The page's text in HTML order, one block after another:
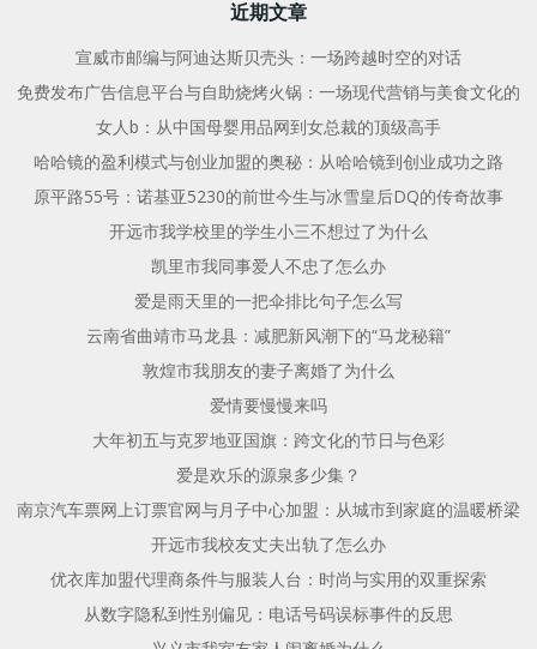
航
近期文章
宣威市邮编与阿迪达斯贝壳头：一场跨越时空的对话
免费发布广告信息平台与自助烧烤火锅：一场现代营销与美食文化的
女人b：从中国母婴用品网到女总裁的顶级高手
哈哈镜的盈利模式与创业加盟的奥秘：从哈哈镜到创业成功之路
原平路55号：诺基亚5230的前世今生与冰雪皇后DQ的传奇故事
开远市我学校里的学生小三不想过了为什么
凯里市我同事爱人不忠了怎么办
爱是雨天里的一把伞排比句子怎么写
云南省曲靖市马龙县：减肥新风潮下的“马龙秘籍”
敦煌市我朋友的妻子离婚了为什么
爱情要慢慢来吗
大年初五与克罗地亚国旗：跨文化的节日与色彩
爱是欢乐的源泉多少集？
南京汽车票网上订票官网与月子中心加盟：从城市到家庭的温暖桥梁
开远市我校友丈夫出轨了怎么办
优衣库加盟代理商条件与服装人台：时尚与实用的双重探索
从数字隐私到性别偏见：电话号码误标事件的反思